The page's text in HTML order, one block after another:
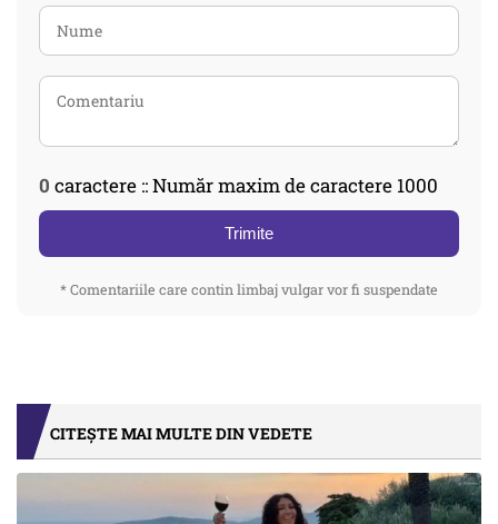
0 caractere :: Număr maxim de caractere 1000
Trimite
* Comentariile care contin limbaj vulgar vor fi suspendate
CITEȘTE MAI MULTE DIN VEDETE